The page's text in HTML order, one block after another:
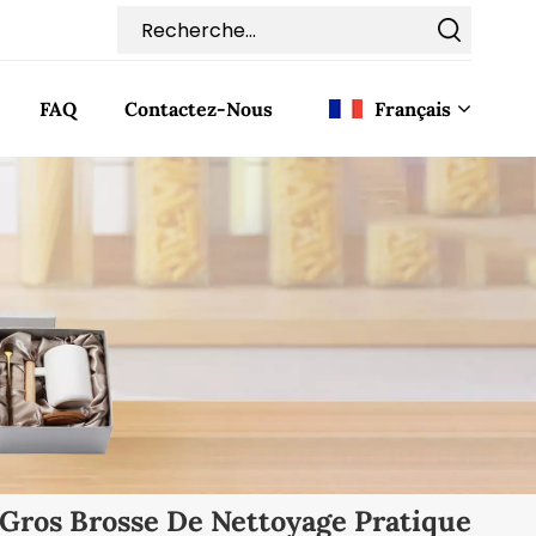
FAQ Contactez-Nous Français
English
Français
Español
Brosse De Nettoyage Pratique